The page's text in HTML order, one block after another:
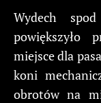
Wydech
powiększyło
miejsce dla
koni
obrotów na